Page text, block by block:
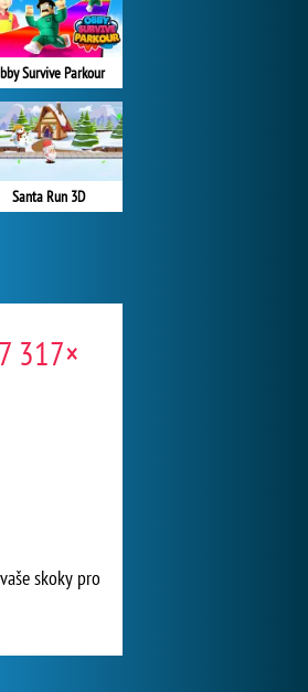
Survive Parkour
Santa Run 3D
7 317×
skoky pro